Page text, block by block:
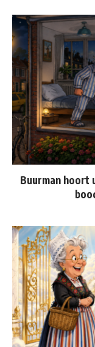
Buurman hoort